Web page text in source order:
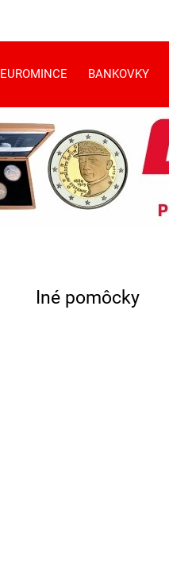
EUROMINCE BANKOVKY
Iné pomôcky